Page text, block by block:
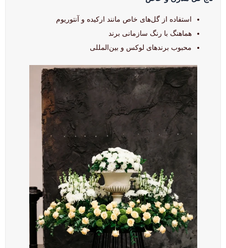
استفاده از گل‌های خاص مانند ارکیده و آنتوریوم
هماهنگ با رنگ سازمانی برند
محبوب برندهای لوکس و بین‌المللی